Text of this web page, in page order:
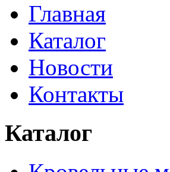
Главная
Каталог
Новости
Контакты
Каталог